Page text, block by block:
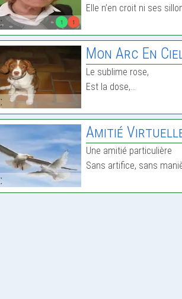
1 1
Elle n’en croit ni ses
Mon Arc En
Le sublime rose,
Est la dose,…
Amitié
Une amitié particulière
Sans artifice, sans